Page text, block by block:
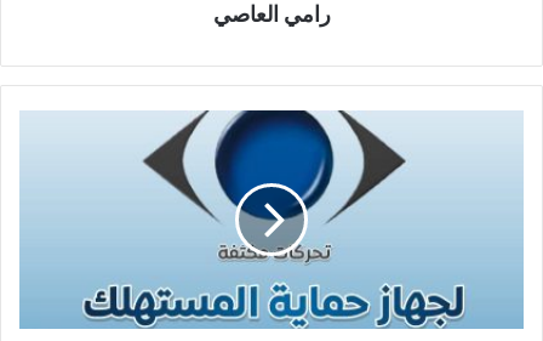
رامي العاصي